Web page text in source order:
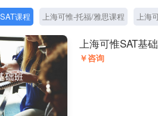
课程 上海可惟-托福/雅思课程 上海
上海可惟SAT基
￥咨询